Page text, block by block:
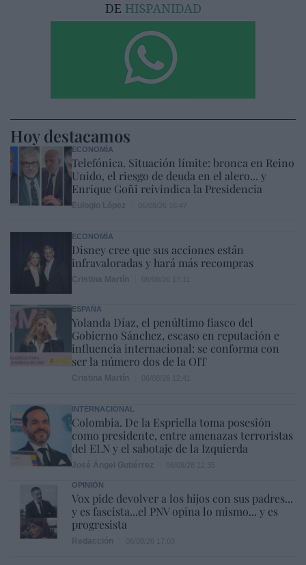
Hoy destacamos
ECONOMÍA
Telefónica. Situación límite: bronca en Reino
Unido, el riesgo de deuda en el alero... y
Enrique Goñi reivindica la Presidencia
ECONOMÍA
Disney cree que sus acciones están
infravaloradas y hará más recompras
ESPAÑA
Yolanda Díaz, el penúltimo fiasco del
Gobierno Sánchez, escaso en reputación e
influencia internacional: se conforma con
ser la número dos de la OIT
INTERNACIONAL
Colombia. De la Espriella toma posesión
como presidente, entre amenazas terroristas
del ELN y el sabotaje de la Izquierda
OPINIÓN
Vox pide devolver a los hijos con sus padres...
y es fascista...el PNV opina lo mismo... y es
progresista